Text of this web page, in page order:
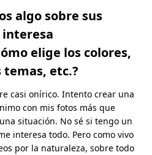
algo sobre sus
interesa
elige los colores,
temas, etc.?
casi onírico. Intento crear una
con mis fotos más que
situación. No sé si tengo un
interesa todo. Pero como vivo
por la naturaleza, sobre todo